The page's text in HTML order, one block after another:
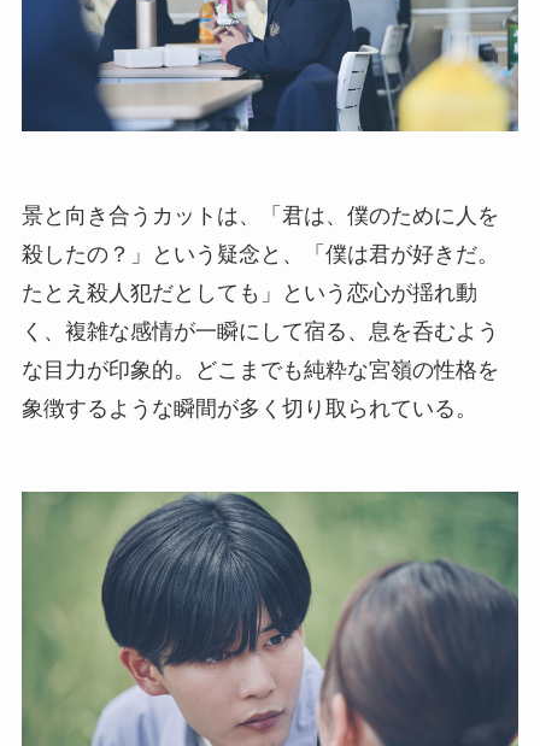
景と向き合うカットは、「君は、僕のために人を
殺したの？」という疑念と、「僕は君が好きだ。
たとえ殺人犯だとしても」という恋心が揺れ動
く、複雑な感情が一瞬にして宿る、息を呑むよう
な目力が印象的。どこまでも純粋な宮嶺の性格を
象徴するような瞬間が多く切り取られている。